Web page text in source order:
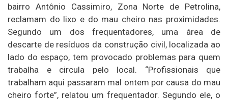
bairro Antônio Cassimiro, Zona Norte de Petrolina,
reclamam do lixo e do mau cheiro nas proximidades.
Segundo um dos frequentadores, uma área de
descarte de resíduos da construção civil, localizada ao
lado do espaço, tem provocado problemas para quem
trabalha e circula pelo local. “Profissionais que
trabalham aqui passaram mal ontem por causa do mau
cheiro forte”, relatou um frequentador. Segundo ele, o